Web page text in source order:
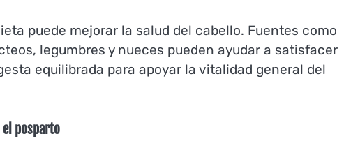
puede mejorar la salud del cabello. Fuentes como
legumbres y nueces pueden ayudar a satisfacer
equilibrada para apoyar la vitalidad general del
el posparto